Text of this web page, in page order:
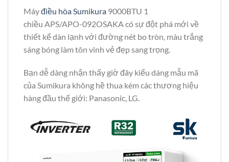
Máyđiều hòa Sumikura 9000BTU 1
chiều APS/APO-092OSAKA có sự đột phá mới về
thiết kế dàn lạnh với đường nét bo tròn, màu trắng
sáng bóng làm tôn vinh vẻ đẹp sang trọng.
Bạn dễ dàng nhận thấy giờ đây kiểu dáng mẫu mã
của Sumikura không hề thua kém các thương hiệu
hàng đầu thế giới: Panasonic, LG.